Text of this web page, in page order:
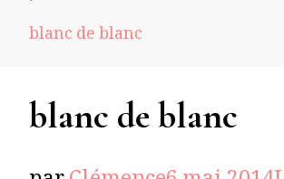
blanc de blanc
blanc de blanc